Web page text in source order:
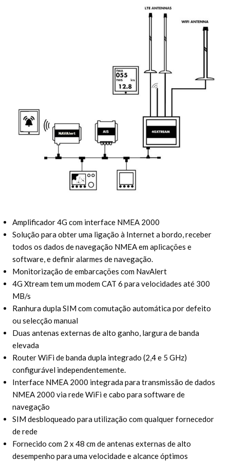
Amplificador 4G com interface NMEA 2000
Solução para obter uma ligação à Internet a bordo, receber
todos os dados de navegação NMEA em aplicações e
software, e definir alarmes de navegação.
Monitorização de embarcações com NavAlert
4G Xtream tem um modem CAT 6 para velocidades até 300
MB/s
Ranhura dupla SIM com comutação automática por defeito
ou selecção manual
Duas antenas externas de alto ganho, largura de banda
elevada
Router WiFi de banda dupla integrado (2,4 e 5 GHz)
configurável independentemente.
Interface NMEA 2000 integrada para transmissão de dados
NMEA 2000 via rede WiFi e cabo para software de
navegação
SIM desbloqueado para utilização com qualquer fornecedor
de rede
Fornecido com 2 x 48 cm de antenas externas de alto
desempenho para uma velocidade e alcance óptimos